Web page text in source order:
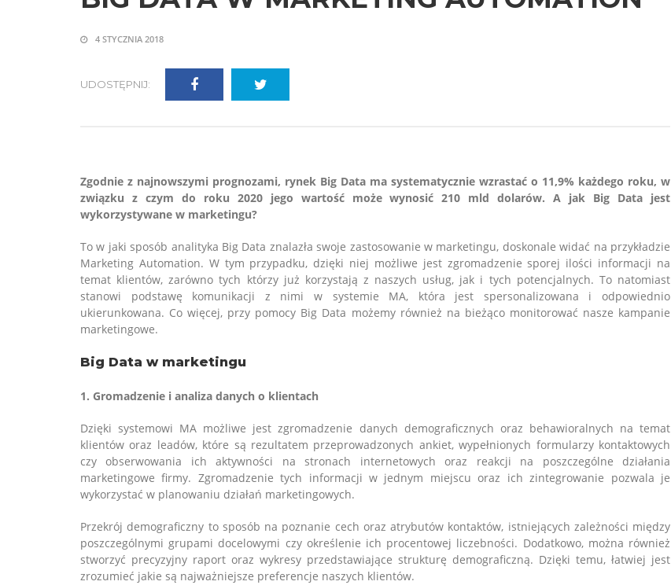
4 STYCZNIA 2018
UDOSTĘPNIJ:
Zgodnie z najnowszymi prognozami, rynek Big Data ma systematycznie wzrastać o 11,9% każdego roku, w
związku z czym do roku 2020 jego wartość może wynosić 210 mld dolarów. A jak Big Data jest
wykorzystywane w marketingu?
To w jaki sposób analityka Big Data znalazła swoje zastosowanie w marketingu, doskonale widać na przykładzie
Marketing Automation. W tym przypadku, dzięki niej możliwe jest zgromadzenie sporej ilości informacji na
temat klientów, zarówno tych którzy już korzystają z naszych usług, jak i tych potencjalnych. To natomiast
stanowi podstawę komunikacji z nimi w systemie MA, która jest spersonalizowana i odpowiednio
ukierunkowana. Co więcej, przy pomocy Big Data możemy również na bieżąco monitorować nasze kampanie
marketingowe.
Big Data w marketingu
1. Gromadzenie i analiza danych o klientach
Dzięki systemowi MA możliwe jest zgromadzenie danych demograficznych oraz behawioralnych na temat
klientów oraz leadów, które są rezultatem przeprowadzonych ankiet, wypełnionych formularzy kontaktowych
czy obserwowania ich aktywności na stronach internetowych oraz reakcji na poszczególne działania
marketingowe firmy. Zgromadzenie tych informacji w jednym miejscu oraz ich zintegrowanie pozwala je
wykorzystać w planowaniu działań marketingowych.
Przekrój demograficzny to sposób na poznanie cech oraz atrybutów kontaktów, istniejących zależności między
poszczególnymi grupami docelowymi czy określenie ich procentowej liczebności. Dodatkowo, można również
stworzyć precyzyjny raport oraz wykresy przedstawiające strukturę demograficzną. Dzięki temu, łatwiej jest
zrozumieć jakie są najważniejsze preferencje naszych klientów.